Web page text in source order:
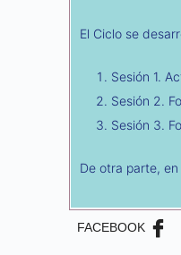
El Ciclo se
Sesión 1.
Sesión 2.
Sesión 3.
De otra parte,
FACEBOOK